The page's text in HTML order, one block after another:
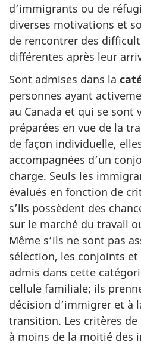
d’immigrants ou de
diverses motivations et
de rencontrer des
différentes après leur
Sont admises dans la
personnes ayant
au Canada et qui se sont
préparées en vue de la
de façon individuelle,
accompagnées d’un
charge. Seuls les
évalués en fonction de
s’ils possèdent des
sur le marché du travail
Même s’ils ne sont pas
sélection, les conjoints
admis dans cette
cellule familiale; ils
décision d’immigrer et à
transition. Les critères
à moins de la moitié des